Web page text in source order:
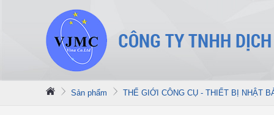
Sản phẩm THẾ GIỚI CÔNG CỤ - THIẾT BỊ NHẬT